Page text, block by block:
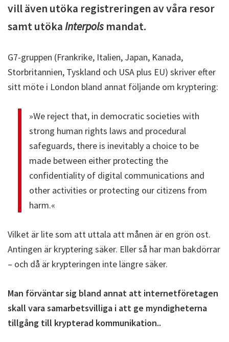
vill även utöka registreringen av våra resor
samt utökaInterpols mandat.
G7-gruppen (Frankrike, Italien, Japan, Kanada,
Storbritannien, Tyskland och USA plus EU) skriver efter
sitt möte i London bland annat följande om kryptering:
»We reject that, in democratic societies with
strong human rights laws and procedural
safeguards, there is inevitably a choice to be
made between either protecting the
confidentiality of digital communications and
other activities or protecting our citizens from
harm.«
Vilket är lite som att uttala att månen är en grön ost.
Antingen är kryptering säker. Eller så har man bakdörrar
– och då är krypteringen inte längre säker.
Man förväntar sig bland annat att internetföretagen
skall vara samarbetsvilliga i att ge myndigheterna
tillgång till krypterad kommunikation..